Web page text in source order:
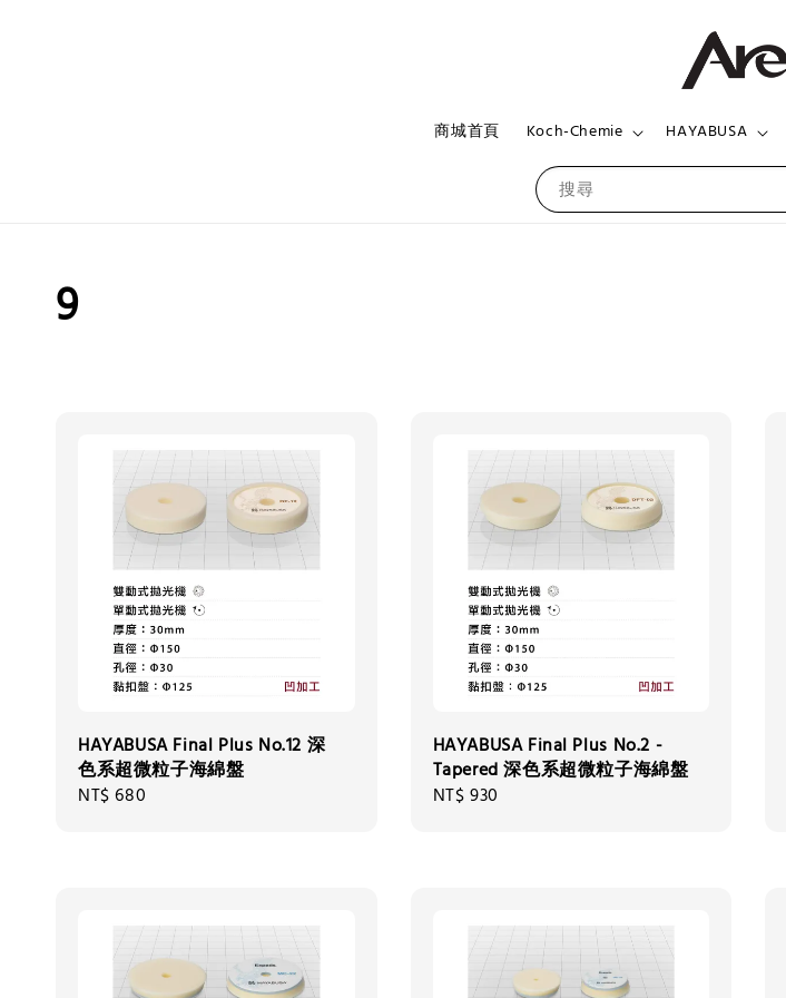
搜尋
商城首頁 Koch-Chemie HAYABUSA
9
HAYABUSA Final Plus No.12 深
色系超微粒子海綿盤
Regular
NT$ 680
HAYABUSA Final Plus No.2 -
Tapered 深色系超微粒子海綿盤
Regular
NT$ 930